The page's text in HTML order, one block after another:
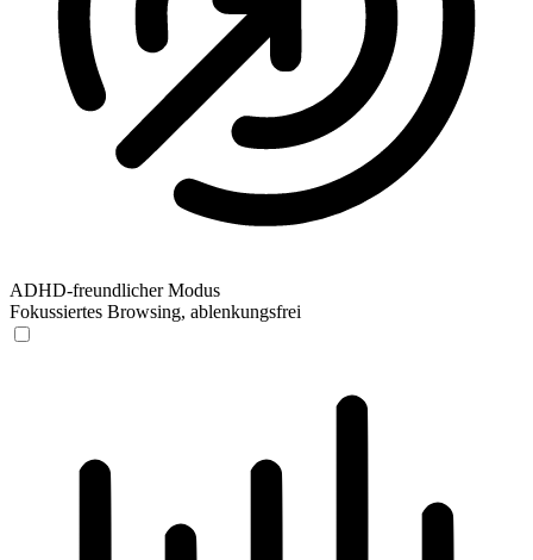
ADHD-freundlicher Modus
Fokussiertes Browsing, ablenkungsfrei